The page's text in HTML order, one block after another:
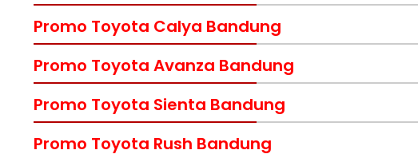
Promo Toyota Calya Bandung
Promo Toyota Avanza Bandung
Promo Toyota Sienta Bandung
Promo Toyota Rush Bandung